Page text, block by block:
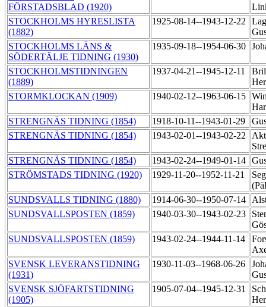
FÖRSTADSBLAD (1920)
STOCKHOLMS HYRESLISTA
(1882)
1925-08-14--1943-12-22
STOCKHOLMS LÄNS &
SÖDERTÄLJE TIDNING (1930)
1935-09-18--1954-06-30
STOCKHOLMSTIDNINGEN
(1889)
1937-04-21--1945-12-11
STORMKLOCKAN (1909)
1940-02-12--1963-06-15
STRENGNÄS TIDNING (1854)
1918-10-11--1943-01-29
STRENGNÄS TIDNING (1854)
1943-02-01--1943-02-22
STRENGNÄS TIDNING (1854)
1943-02-24--1949-01-14
STRÖMSTADS TIDNING (1920)
1929-11-20--1952-11-21
SUNDSVALLS TIDNING (1880)
1914-06-30--1950-07-14
SUNDSVALLSPOSTEN (1859)
1940-03-30--1943-02-23
SUNDSVALLSPOSTEN (1859)
1943-02-24--1944-11-14
SVENSK LEVERANSTIDNING
(1931)
1930-11-03--1968-06-26
SVENSK SJÖFARTSTIDNING
(1905)
1905-07-04--1945-12-31